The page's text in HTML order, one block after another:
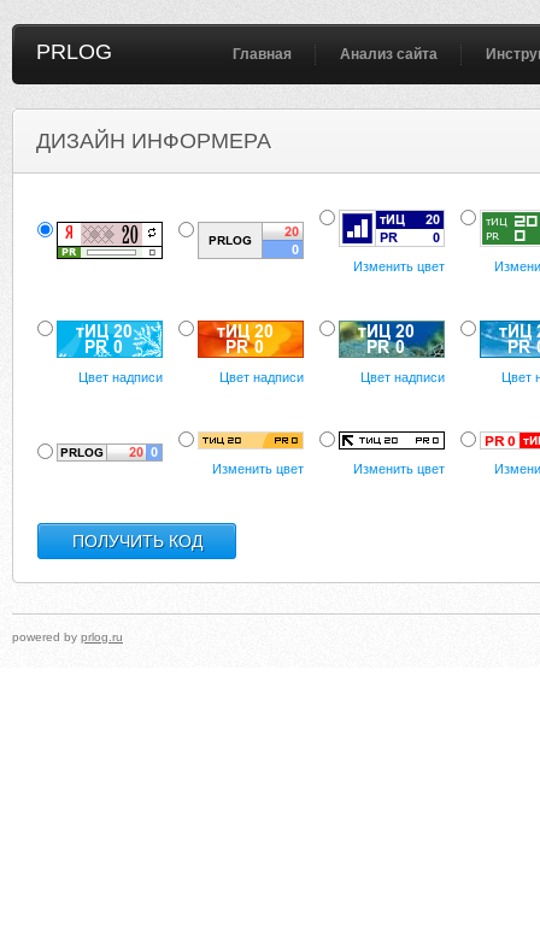
PRLOG Главная Анализ сайта
ДИЗАЙН ИНФОРМЕРА
Изменить цвет
Цвет надписи Цвет надписи Цвет надписи Цвет
Изменить цвет Изменить цвет
powered by prlog.ru